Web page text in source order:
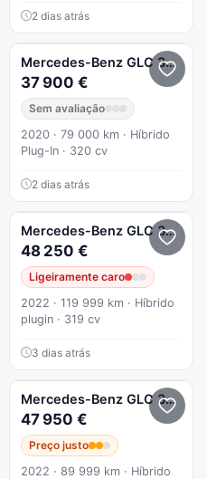
2 dias atrás
e 4Matic
Mercedes-Benz GLC 300
37 900 €
Sem avaliação
2020 · 79 000 km · Híbrido
Plug-In · 320 cv
2 dias atrás
de 4Matic
Mercedes-Benz GLC 300
48 250 €
Ligeiramente caro
2022 · 119 999 km · Híbrido
plugin · 319 cv
3 dias atrás
e 4Matic
Mercedes-Benz GLC 300
47 950 €
Preço justo
2022 · 89 999 km · Híbrido